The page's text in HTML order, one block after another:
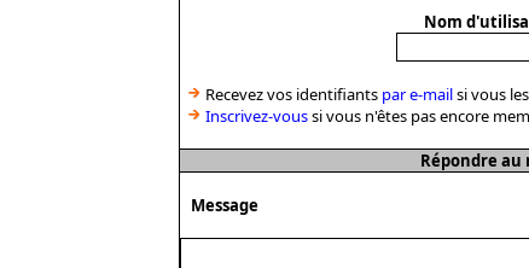
Nom
Recevez vos identifiants par e-mailsi vous
Inscrivez-voussi vous n'êtes pas encore
Répondre au
Message